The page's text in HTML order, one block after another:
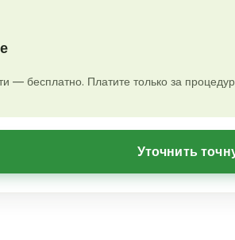
— бесплатно. Платите только за
Уточнить